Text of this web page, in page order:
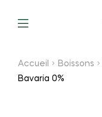
Menu
Accueil Boissons
Bavaria 0%